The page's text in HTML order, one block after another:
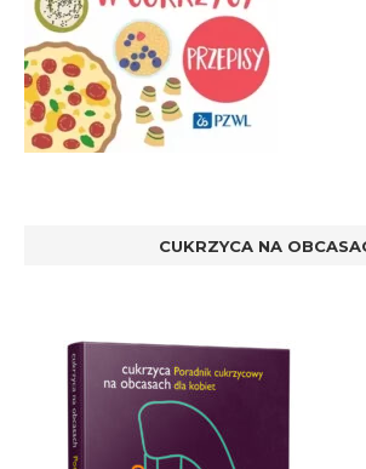
CUKRZYCA NA